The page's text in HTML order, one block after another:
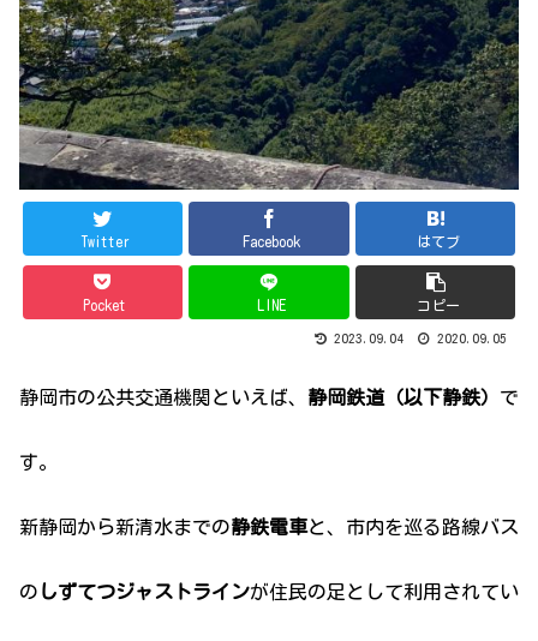
Twitter Facebook はてブ
Pocket LINE コピー
2023.09.04 2020.09.05
静岡市の公共交通機関といえば、 静岡鉄道（以下静鉄） で
す。
新静岡から新清水までの静鉄電車と、市内を巡る路線バス
の しずてつジャストラインが住民の足として利用されてい